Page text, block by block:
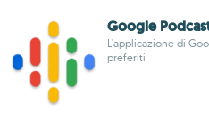
Google
L'applicazione di
preferiti